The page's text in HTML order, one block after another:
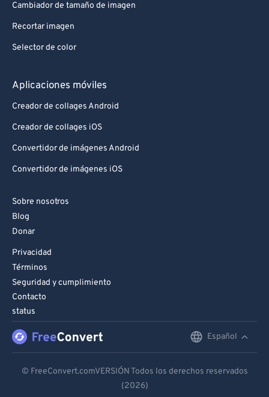
Cambiador de tamaño de imagen
Recortar imagen
Selector de color
Aplicaciones móviles
Creador de collages Android
Creador de collages iOS
Convertidor de imágenes Android
Convertidor de imágenes iOS
Sobre nosotros
Blog
Donar
Privacidad
Términos
Seguridad y cumplimiento
Contacto
status
Español
Español
© FreeConvert.comVERSIÓN Todos los derechos reservados
(2026)